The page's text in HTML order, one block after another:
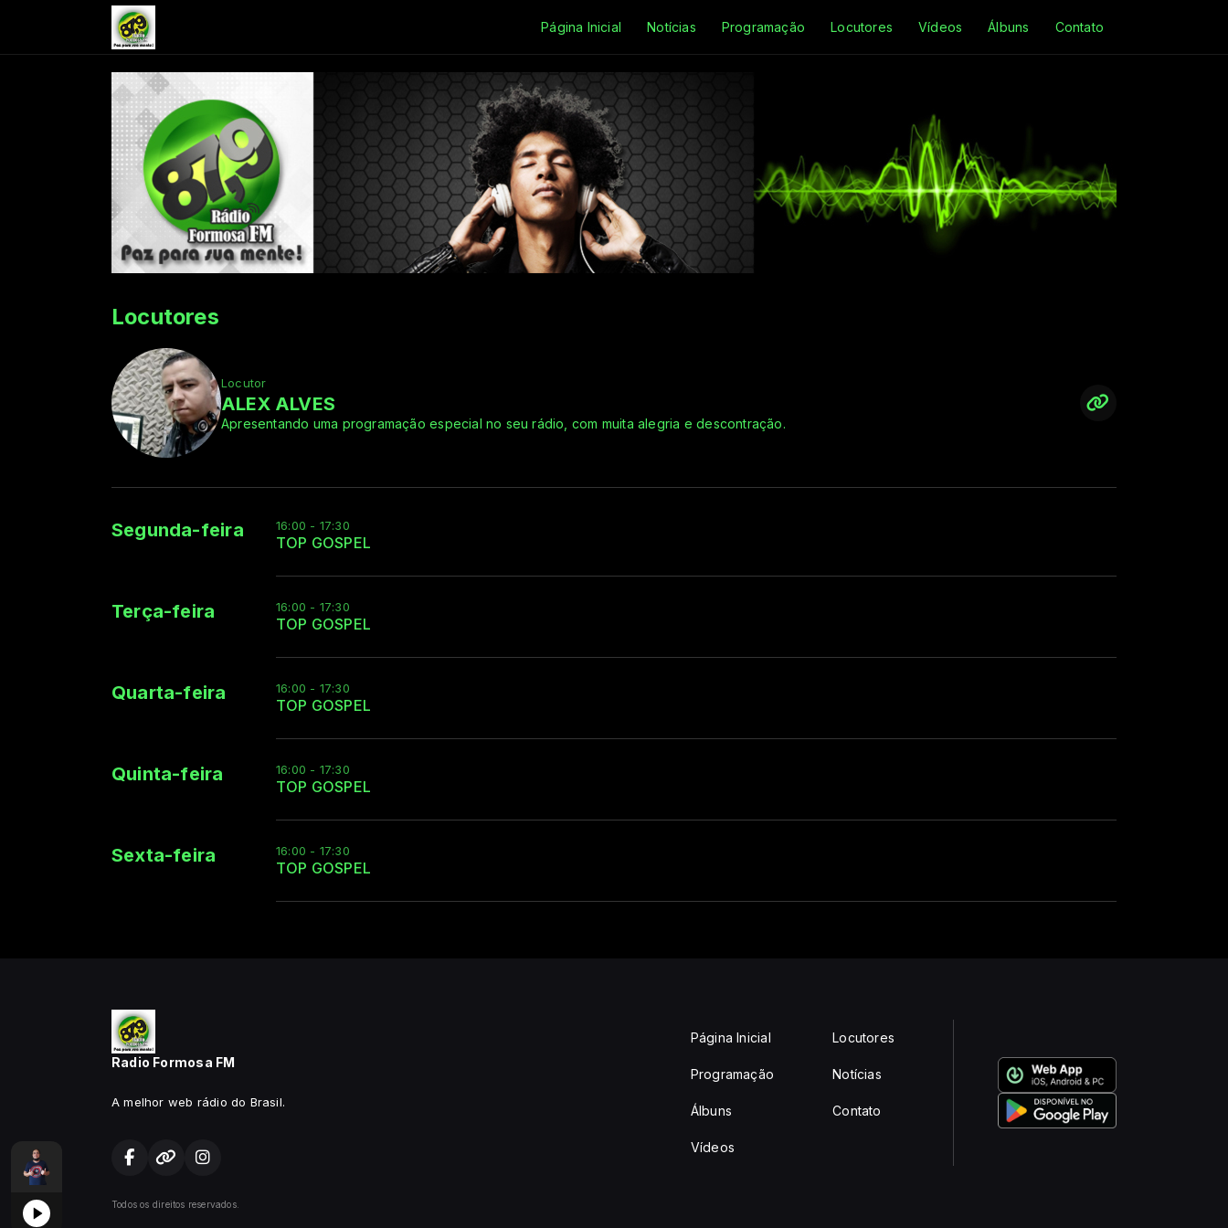
GOUVEIA
Página Inicial Notícias Programação Locutores Vídeos Álbuns Contato
Locutores
Locutor
ALEX ALVES
Apresentando uma programação especial no seu rádio, com muita alegria e descontração.
Segunda-feira 16:00 - 17:30
TOP GOSPEL
Terça-feira 16:00 - 17:30
TOP GOSPEL
Quarta-feira 16:00 - 17:30
TOP GOSPEL
Quinta-feira 16:00 - 17:30
TOP GOSPEL
Sexta-feira 16:00 - 17:30
TOP GOSPEL
Radio Formosa FM
A melhor web rádio do Brasil.
Página Inicial
Programação
Álbuns
Vídeos
Locutores
Notícias
Contato
Todos os direitos reservados.